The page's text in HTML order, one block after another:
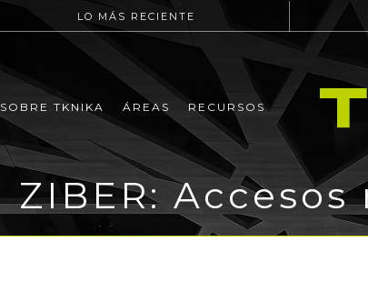
LO MÁS RECIENTE
SOBRE TKNIKA ÁREAS RECURSOS
ZIBER: